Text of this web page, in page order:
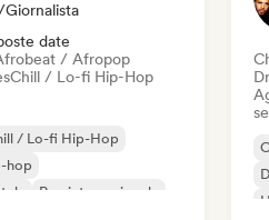
date
/ Afropop
Chill / Lo-fi Hip-Hop
/ Lo-fi Hip-Hop
hop
Rap internazionale